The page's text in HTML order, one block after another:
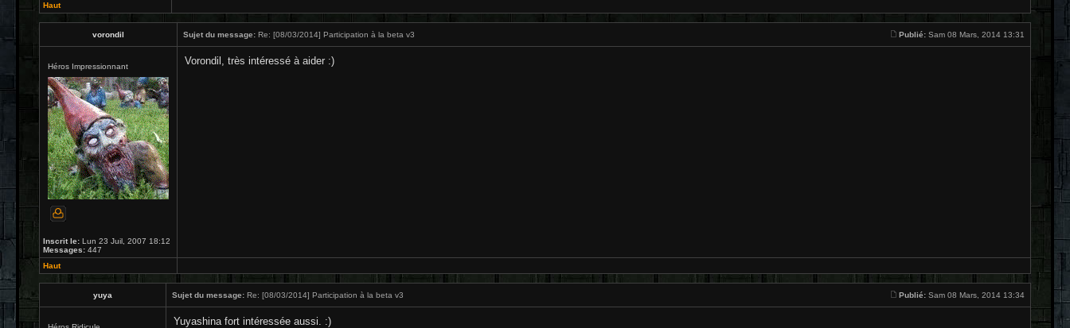
Haut
vorondil Sujet du message: Re: [08/03/2014] Participation à la beta v3 Publié: Sam 08 Mars, 2014 13:31
Héros Impressionnant
Inscrit le: Lun 23 Juil, 2007 18:12
Messages: 447
Vorondil, très intéressé à aider :)
Haut
yuya Sujet du message: Re: [08/03/2014] Participation à la beta v3 Publié: Sam 08 Mars, 2014 13:34
Yuyashina fort intéressée aussi. :)